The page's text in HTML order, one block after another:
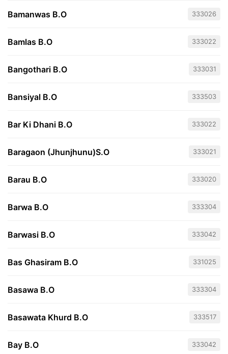
Bamanwas B.O 333026
Bamlas B.O 333022
Bangothari B.O 333031
Bansiyal B.O 333503
Bar Ki Dhani B.O 333022
Baragaon (Jhunjhunu)S.O 333021
Barau B.O 333020
Barwa B.O 333304
Barwasi B.O 333042
Bas Ghasiram B.O 331025
Basawa B.O 333304
Basawata Khurd B.O 333517
Bay B.O 333042